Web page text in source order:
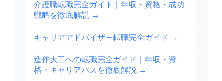
介護職転職完全ガイド｜年収・資格・成功
戦略を徹底解説 →
キャリアアドバイザー転職完全ガイド →
造作大工への転職完全ガイド｜年収・資
格・キャリアパスを徹底解説 →